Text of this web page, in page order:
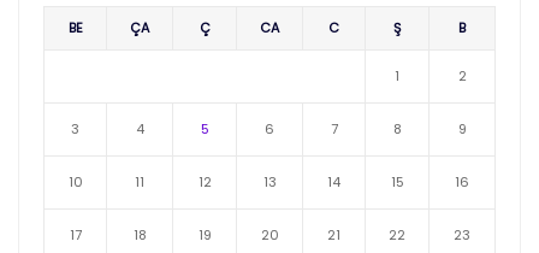
BE ÇA Ç CA C Ş B
1 2
3 4 5 6 7 8 9
10 11 12 13 14 15 16
17 18 19 20 21 22 23